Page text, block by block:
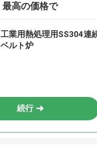
最高の価格で
工業用熱処理用SS304連
ベルト炉
続行